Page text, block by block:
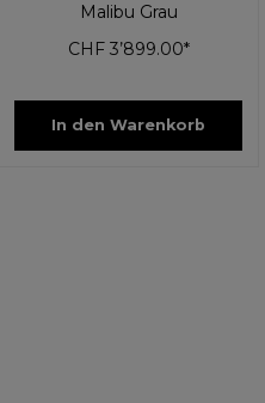
Malibu Grau
CHF 3’899.00*
In den Warenkorb